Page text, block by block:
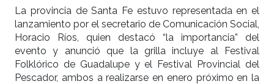
La provincia de Santa Fe estuvo representada en el
lanzamiento por el secretario de Comunicación Social,
Horacio Ríos, quien destacó “la importancia” del
evento y anunció que la grilla incluye al Festival
Folklórico de Guadalupe y el Festival Provincial del
Pescador, ambos a realizarse en enero próximo en la